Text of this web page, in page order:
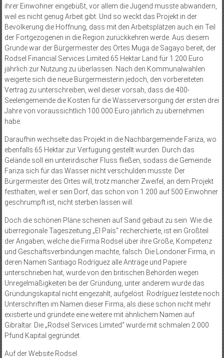
ihrer Einwohner eingebüßt, vor allem die Jugend musste abwandern,
weil es nicht genug Arbeit gibt. Und so weckt das Projekt in der
Bevölkerung die Hoffnung, dass mit den Arbeitsplätzen auch ein Teil
der Fortgezogenen in die Region zurückkehren werde. Aus diesem
Grunde war der Bürgermeister des Ortes Muga de Sagayo bereit, der
Rodsel Financial Services Limited 65 Hektar Land für 1.200 Euro
jährlich zur Nutzung zu überlassen. Nach den Kommunalwahlen
weigerte sich die neue Bürgermeisterin jedoch, den vorbereiteten
Vertrag zu unterschreiben, weil dieser vorsah, dass die 400-
Seelengemeinde die Kosten für die Wasserversorgung der ersten drei
Jahre von voraussichtlich 100.000 Euro jährlich zu übernehmen
habe.
Daraufhin wechselte das Projekt in die Nachbargemeinde Fariza, wo
ebenfalls 65 Hektar zur Verfügung gestellt wurden. Durch das
Gelände soll ein unterirdischer Fluss fließen, sodass die Gemeinde
Fariza sich für das Wasser nicht verschulden müsste. Der
Bürgermeister des Ortes will, trotz mancher Zweifel, an dem Projekt
festhalten, weil er sein Dorf, das schon von 1.200 auf 500 Einwohner
geschrumpft ist, nicht sterben lassen will.
Doch die schönen Pläne scheinen auf Sand gebaut zu sein. Wie die
überregionale Tageszeitung „El País“ recherchierte, ist ein Großteil
der Angaben, welche die Firma Rodsel über ihre Größe, Kompetenz
und Geschäftsverbindungen machte, falsch. Die Londoner Firma, in
deren Namen Santiago Rodríguez alle Anträge und Papiere
unterschrieben hat, wurde von den britischen Behörden wegen
Unregelmäßigkeiten bei der Gründung, unter anderem wurde das
Gründungskapital nicht eingezahlt, aufgelöst. Rodríguez leistete noch
Unterschriften im Namen dieser Firma, als diese schon nicht mehr
existierte und gründete eine weitere mit ähnlichem Namen auf
Gibraltar. Die „Rodsel Services Limited“ wurde mit schmalen 2.000
Pfund Kapital gegründet.
Auf der Website Rodsel.